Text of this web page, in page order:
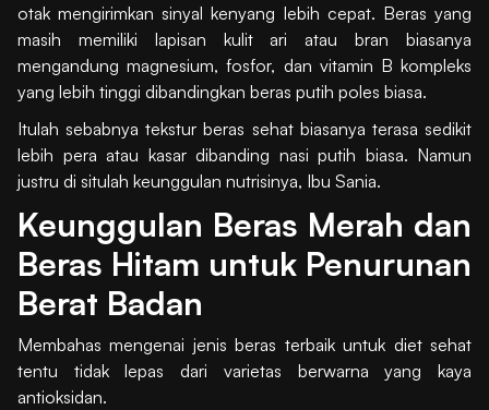
otak mengirimkan sinyal kenyang lebih cepat. Beras yang
masih memiliki lapisan kulit ari atau bran biasanya
mengandung magnesium, fosfor, dan vitamin B kompleks
yang lebih tinggi dibandingkan beras putih poles biasa.
Itulah sebabnya tekstur beras sehat biasanya terasa sedikit
lebih pera atau kasar dibanding nasi putih biasa. Namun
justru di situlah keunggulan nutrisinya, Ibu Sania.
Keunggulan Beras Merah dan
Beras Hitam untuk Penurunan
Berat Badan
Membahas mengenai jenis beras terbaik untuk diet sehat
tentu tidak lepas dari varietas berwarna yang kaya
antioksidan.